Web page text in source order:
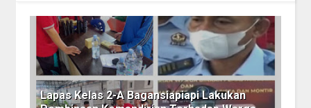
Lapas Kelas 2-A Bagansiapiapi Lakukan